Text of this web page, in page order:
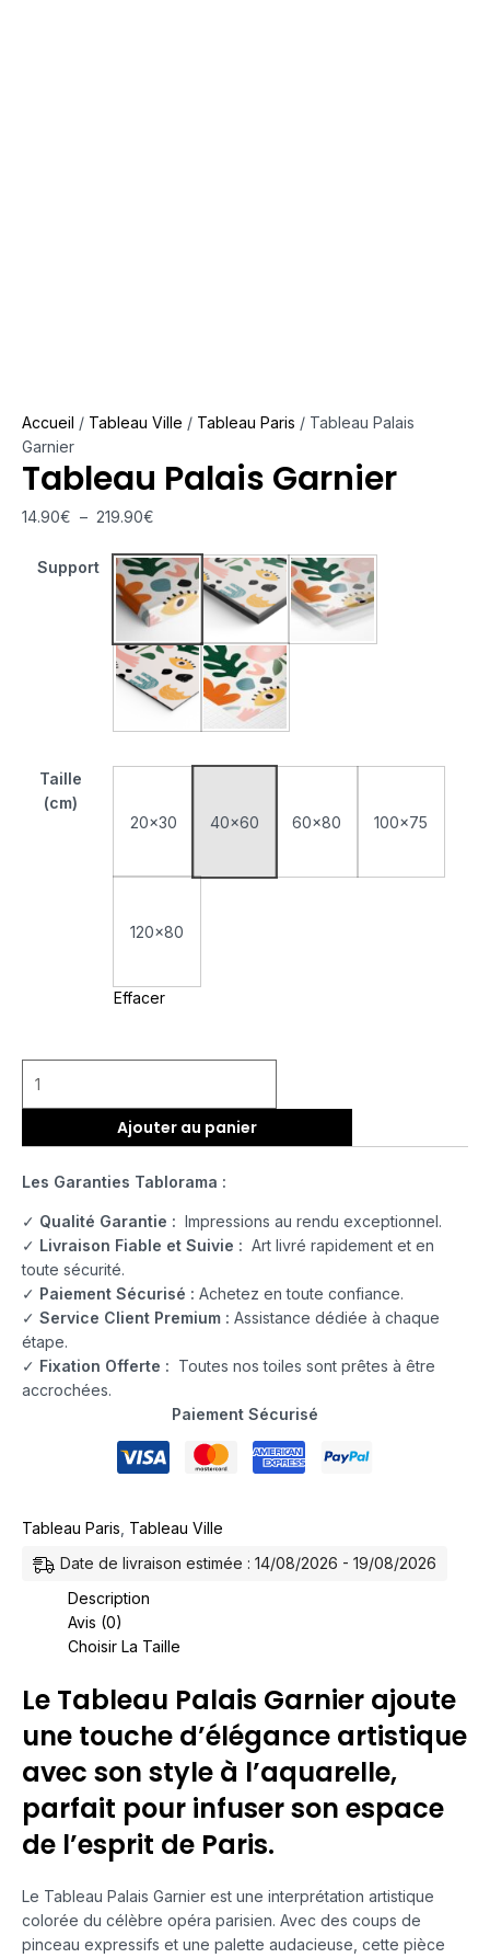
Accueil / Tableau Ville / Tableau Paris / Tableau Palais
Garnier
Tableau Palais Garnier
14.90€ – 219.90€
Support
Tableau Monté Sur Châssis
Tableau Cadre Flottant
Tableau Plexiglas
Tableau AluminiumPoster sur Papier Photo
Taille
(cm)
20x30
40x60 60x80 100x75
120x80
Effacer
Ajouter au panier
Les Garanties Tablorama :
✓ Qualité Garantie : Impressions au rendu exceptionnel.
✓ Livraison Fiable et Suivie : Art livré rapidement et en
toute sécurité.
✓ Paiement Sécurisé : Achetez en toute confiance.
✓ Service Client Premium : Assistance dédiée à chaque
étape.
✓ Fixation Offerte : Toutes nos toiles sont prêtes à être
accrochées.
Paiement Sécurisé
Tableau Paris Tableau Ville
Date de livraison estimée : 14/08/2026 - 19/08/2026
Description
Avis (0)
Choisir La Taille
Le Tableau Palais Garnier ajoute
une touche d’élégance artistique
avec son style à l’aquarelle,
parfait pour infuser son espace
de l’esprit de Paris.
Le Tableau Palais Garnier est une interprétation artistique
colorée du célèbre opéra parisien. Avec des coups de
pinceau expressifs et une palette audacieuse, cette pièce